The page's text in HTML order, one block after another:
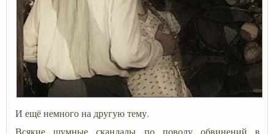
И ещё немного на другую тему.
Всякие шумные скандалы по поводу обвинений в